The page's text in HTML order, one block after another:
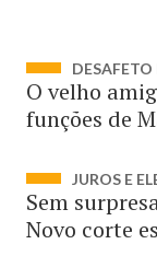
O velho
funções de
JUROS E
Sem
Novo corte